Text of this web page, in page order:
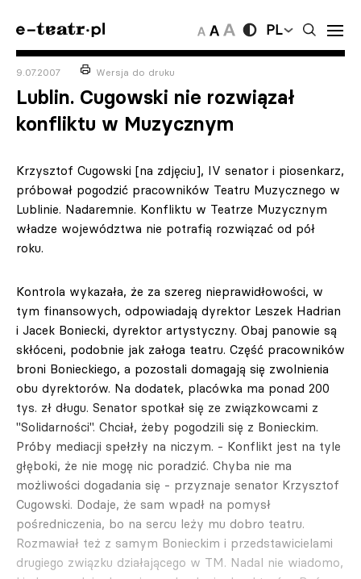
PL
9.07.2007 Wersja do druku
Lublin. Cugowski nie rozwiązał
konfliktu w Muzycznym
Krzysztof Cugowski [na zdjęciu], IV senator i piosenkarz,
próbował pogodzić pracowników Teatru Muzycznego w
Lublinie. Nadaremnie. Konfliktu w Teatrze Muzycznym
władze województwa nie potrafią rozwiązać od pół
roku.
Kontrola wykazała, że za szereg nieprawidłowości, w
tym finansowych, odpowiadają dyrektor Leszek Hadrian
i Jacek Boniecki, dyrektor artystyczny. Obaj panowie są
skłóceni, podobnie jak załoga teatru. Część pracowników
broni Bonieckiego, a pozostali domagają się zwolnienia
obu dyrektorów. Na dodatek, placówka ma ponad 200
tys. zł długu. Senator spotkał się ze związkowcami z
"Solidarności". Chciał, żeby pogodzili się z Bonieckim.
Próby mediacji spełzły na niczym. - Konflikt jest na tyle
głęboki, że nie mogę nic poradzić. Chyba nie ma
możliwości dogadania się - przyznaje senator Krzysztof
Cugowski. Dodaje, że sam wpadł na pomysł
pośredniczenia, bo na sercu leży mu dobro teatru.
Rozmawiał też z samym Bonieckim i przedstawicielami
drugiego związku działającego w TM. Nadal nie wiadomo,